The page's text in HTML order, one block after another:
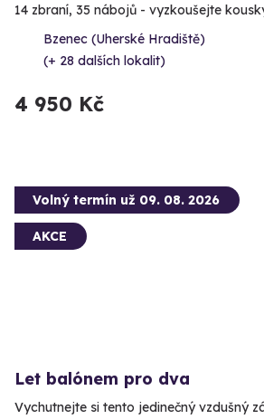
14 zbraní, 35 nábojů - vyzkoušejte
Bzenec (Uherské Hradiště)
(+ 28 dalších lokalit)
4 950 Kč
Volný termín už 09. 08. 2026
AKCE
Let balónem pro dva
Vychutnejte si tento jedinečný vzdušný